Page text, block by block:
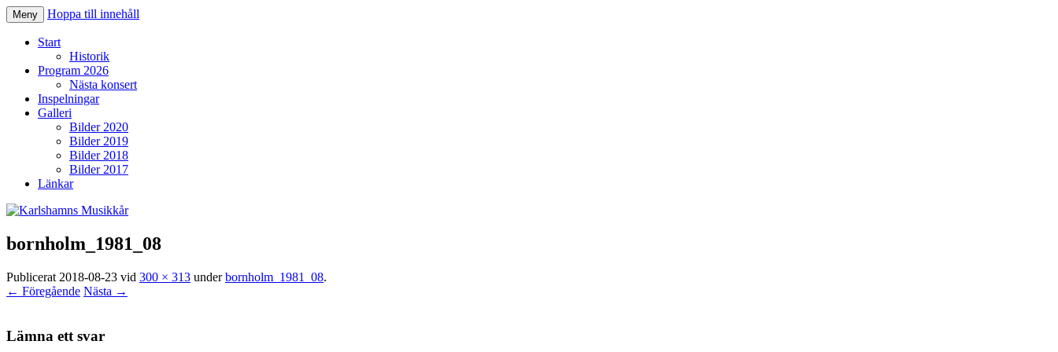
Karlshamns Musikkår
Meny Hoppa till innehåll
Start
Historik
Program 2026
Nästa konsert
Inspelningar
Galleri
Bilder 2020
Bilder 2019
Bilder 2018
Bilder 2017
Länkar
bornholm_1981_08
Publicerat 2018-08-23 vid 300 × 313 underbornholm_1981_08.
← Föregående Nästa →
Lämna ett svar